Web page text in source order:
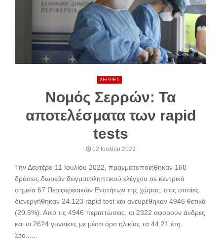
ΣΕΡΡΕΣ
Νομός Σερρών: Τα
αποτελέσματα των rapid
tests
12 Ιουλίου 2022
Την Δευτέρα 11 Ιουλίου 2022, πραγματοποιήθηκαν 168
δράσεις δωρεάν δειγματοληπτικού ελέγχου σε κεντρικά
σημεία 67 Περιφερειακών Ενοτήτων της χώρας, στις οποίες
διενεργήθηκαν 24.123 rapid test και ανευρέθηκαν 4946 θετικά
(20.5%). Από τις 4946 περιπτώσεις, οι 2322 αφορούν άνδρες
και οι 2624 γυναίκες με μέσο όρο ηλικίας τα 44,21 έτη.
Στο......